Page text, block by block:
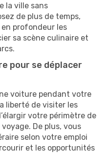
la ville sans
de plus de temps,
profondeur les
sa scène culinaire et
pour se déplacer
voiture pendant votre
liberté de visiter les
votre périmètre de
De plus, vous
selon votre emploi
et les opportunités